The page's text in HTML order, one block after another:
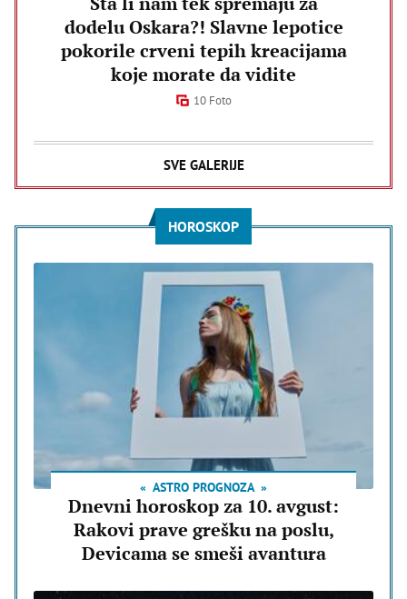
dodelu Oskara?! Slavne lepotice
pokorile crveni tepih kreacijama
koje morate da vidite
10 Foto
SVE GALERIJE
HOROSKOP
ASTRO PROGNOZA
Dnevni horoskop za 10. avgust:
Rakovi prave grešku na poslu,
Devicama se smeši avantura